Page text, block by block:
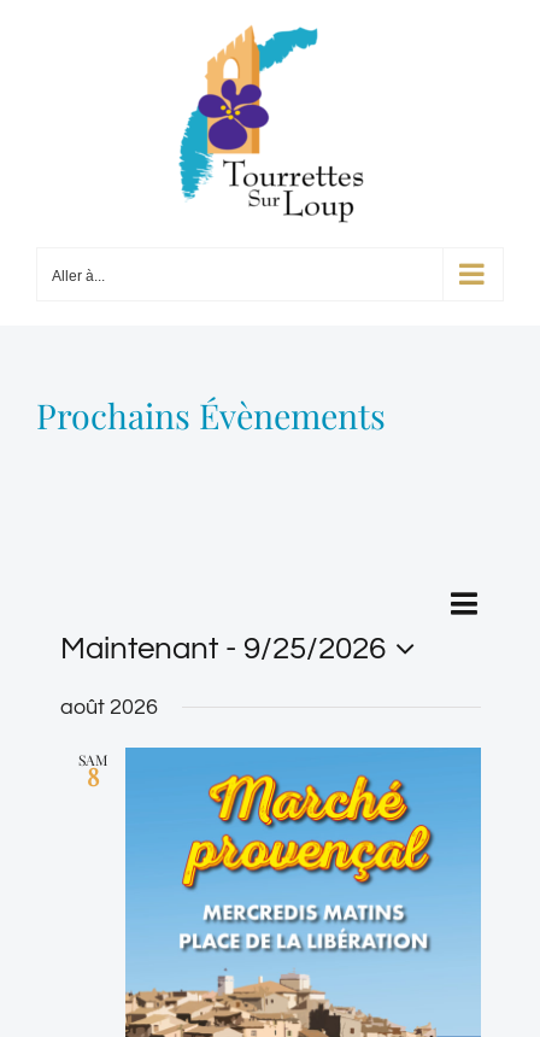
Aller à...
Prochains Évènements
vues
Recherche
Liste
Maintenant - 9/25/2026
Sélectionnez
date.
août 2026
SAM
8